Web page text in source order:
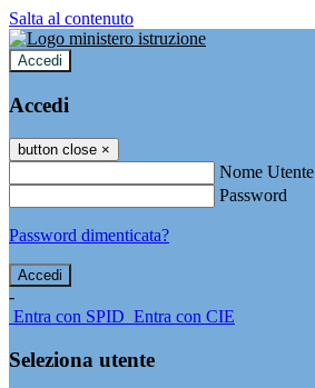
Salta al contenuto
Accedi
Accedi
button close ×
Nome Utente
Password
Password dimenticata?
-
Entra con SPID Entra con CIE
Seleziona utente